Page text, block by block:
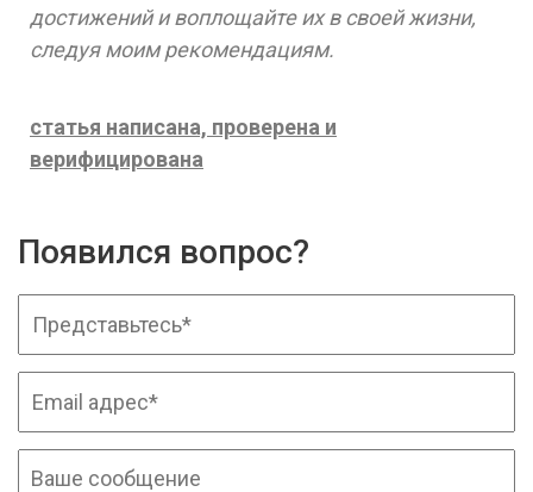
достижений и воплощайте их в своей жизни,
следуя моим рекомендациям.
статья написана, проверена и
верифицирована
Появился вопрос?